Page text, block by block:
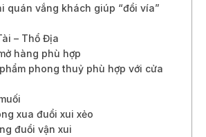
quán vắng khách giúp “đổi vía”
– Thổ Địa
hàng phù hợp
phong thuỷ phù hợp với cửa
xua đuổi xui xẻo
đuổi vận xui